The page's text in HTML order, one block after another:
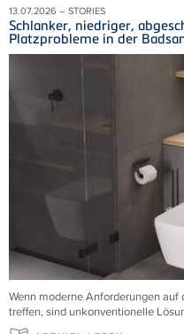
13.07.2026 – STORIES
Schlanker, niedriger,
Platzprobleme in der
Wenn moderne Anforderungen
treffen, sind unkonventionelle